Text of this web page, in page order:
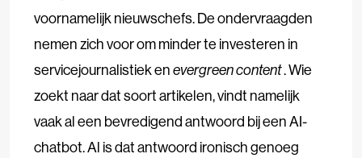
voornamelijk nieuwschefs. De ondervraagden
nemen zich voor om minder te investeren in
servicejournalistiek enevergreen content. Wie
zoekt naar dat soort artikelen, vindt namelijk
vaak al een bevredigend antwoord bij een AI-
chatbot. Al is dat antwoord ironisch genoeg